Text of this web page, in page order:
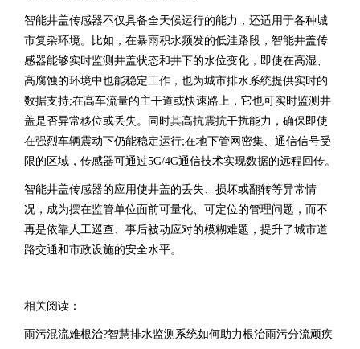
智能井盖传感器不仅具备全天候运行的能力，还适用于各种城
市复杂环境。比如，在暴雨积水频发的低洼路段，智能井盖传
感器能够实时监测井盖状态和井下的水位变化，即使在高湿、
高腐蚀的环境中也能稳定工作，也为城市排水系统提供实时的
数据支持;在高车流量的主干道或快速路上，它也可实时监测井
盖是否异常移位或丢失。同时其高抗震抗干扰能力，确保即使
在强烈车辆震动下仍能稳定运行;在地下管网密集、通信信号受
限的区域，传感器可通过5G/4G通信技术实现数据的远程回传。
智能井盖传感器的应用使井盖的丢失、损坏或翻转等异常情
况，成为摆在监管单位面前可量化、可定位的管理问题，而不
再是依靠人工巡查、事后被动应对的模糊难题，提升了城市道
路交通和市政设施的安全水平。
相关阅读：
雨污混流难根治?智慧排水监测系统如何助力根治雨污分流顽疾